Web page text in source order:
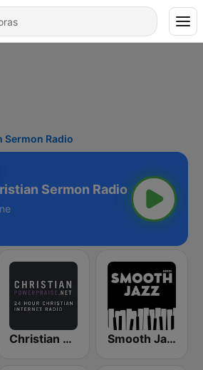
Sermon Radio
Sermon Radio
Christian Power Praise Smooth Jazz - Groov